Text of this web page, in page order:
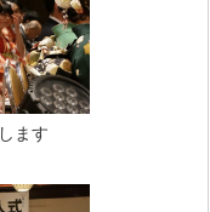
ます